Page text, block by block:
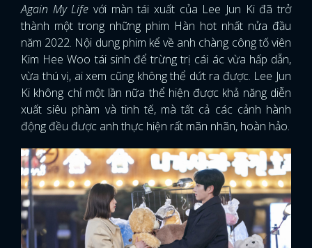
Again My Life với màn tái xuất của Lee Jun Ki đã trở
thành một trong những phim Hàn hot nhất nửa đầu
năm 2022. Nội dung phim kể về anh chàng công tố viên
Kim Hee Woo tái sinh để trừng trị cái ác vừa hấp dẫn,
vừa thú vị, ai xem cũng không thể dứt ra được. Lee Jun
Ki không chỉ một lần nữa thể hiện được khả năng diễn
xuất siêu phàm và tinh tế, mà tất cả các cảnh hành
động đều được anh thực hiện rất mãn nhãn, hoàn hảo.